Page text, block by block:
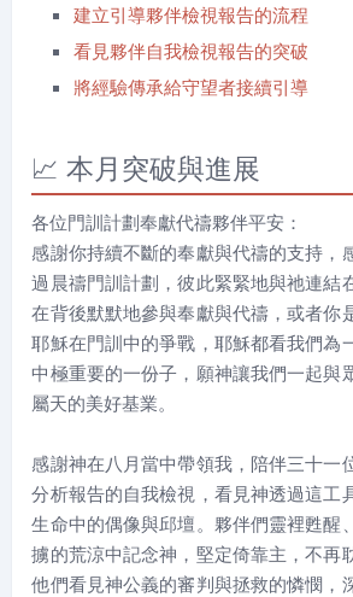
建立引導夥伴檢視報告的流程
看見夥伴自我檢視報告的突破
將經驗傳承給守望者接續引導
📈 本月突破與進展
各位門訓計劃奉獻代禱夥伴平安：
感謝你持續不斷的奉獻與代禱的支持，
過晨禱門訓計劃，彼此緊緊地與祂連結
在背後默默地參與奉獻與代禱，或者你
耶穌在門訓中的爭戰，耶穌都看我們為
中極重要的一份子，願神讓我們一起與
屬天的美好基業。
感謝神在八月當中帶領我，陪伴三十一
分析報告的自我檢視，看見神透過這工
生命中的偶像與邱壇。夥伴們靈裡甦醒
擄的荒涼中記念神，堅定倚靠主，不再
他們看見神公義的審判與拯救的憐憫，